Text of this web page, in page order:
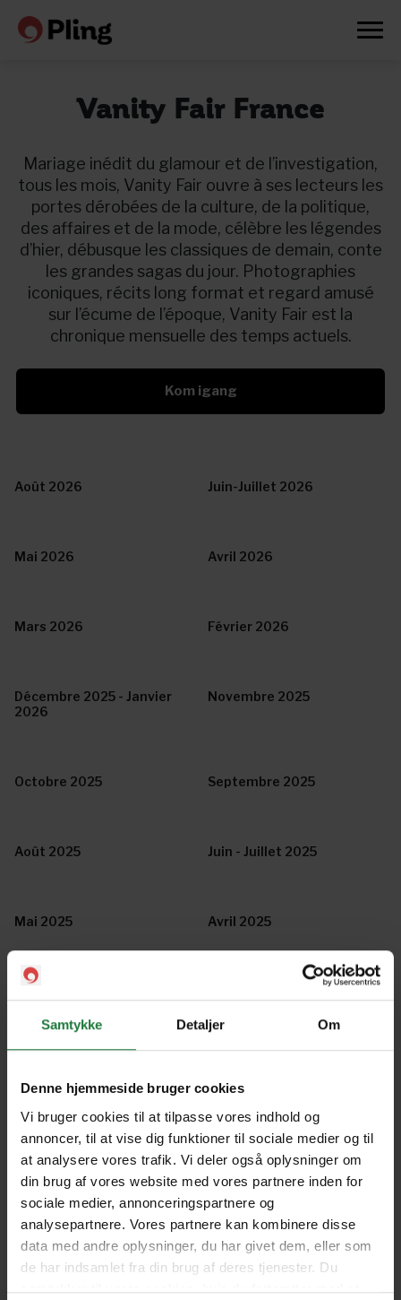
Samtykke Detaljer Om
Denne hjemmeside bruger cookies
Vi bruger cookies til at tilpasse vores indhold og
annoncer, til at vise dig funktioner til sociale medier og til
at analysere vores trafik. Vi deler også oplysninger om
din brug af vores website med vores partnere inden for
sociale medier, annonceringspartnere og
analysepartnere. Vores partnere kan kombinere disse
data med andre oplysninger, du har givet dem, eller som
de har indsamlet fra din brug af deres tjenester. Du
samtykker til vores cookies, hvis du fortsætter med at
Prøv en måned gratis
Vanity Fair France
Mariage inédit du glamour et de l’investigation,
tous les mois, Vanity Fair ouvre à ses lecteurs les
portes dérobées de la culture, de la politique,
des affaires et de la mode, célèbre les légendes
d’hier, débusque les classiques de demain, conte
les grandes sagas du jour. Photographies
iconiques, récits long format et regard amusé
sur l’écume de l’époque, Vanity Fair est la
chronique mensuelle des temps actuels.
Kom igang
Août 2026 Juin-Juillet 2026
Mai 2026 Avril 2026
Mars 2026 Février 2026
Décembre 2025 - Janvier
2026
Novembre 2025
Octobre 2025 Septembre 2025
Août 2025 Juin - Juillet 2025
Mai 2025 Avril 2025
Octobre 2024 Septembre 2024
Août 2024 Juin-Juillet 2024
Mai 2024 Avril 2024